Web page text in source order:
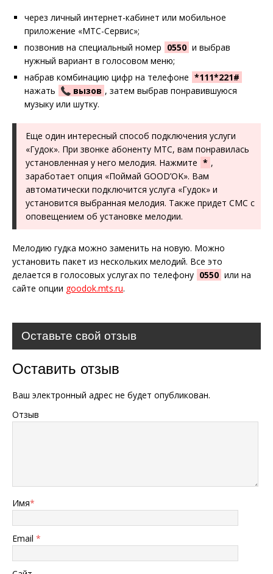
через личный интернет-кабинет или мобильное
приложение «МТС-Сервис»;
позвонив на специальный номер 0550 и выбрав
нужный вариант в голосовом меню;
набрав комбинацию цифр на телефоне *111*221#
нажать
вызов , затем выбрав понравившуюся
музыку или шутку.
Еще один интересный способ подключения услуги
«Гудок». При звонке абоненту МТС, вам понравилась
установленная у него мелодия. Нажмите * ,
заработает опция «Поймай GOOD’OK». Вам
автоматически подключится услуга «Гудок» и
установится выбранная мелодия. Также придет СМС с
оповещением об установке мелодии.
Мелодию гудка можно заменить на новую. Можно
установить пакет из нескольких мелодий. Все это
делается в голосовых услугах по телефону 0550 или на
сайте опции goodok.mts.ru.
Оставьте свой отзыв
Оставить отзыв
Ваш электронный адрес не будет опубликован.
Отзыв
Имя*
Email *